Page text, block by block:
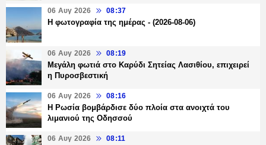
06 Αυγ 2026 08:37
Η φωτογραφία της ημέρας - (2026-08-06)
06 Αυγ 2026 08:19
Μεγάλη φωτιά στο Καρύδι Σητείας Λασιθίου, επιχειρεί
η Πυροσβεστική
06 Αυγ 2026 08:16
Η Ρωσία βομβάρδισε δύο πλοία στα ανοιχτά του
λιμανιού της Οδησσού
06 Αυγ 2026 08:11